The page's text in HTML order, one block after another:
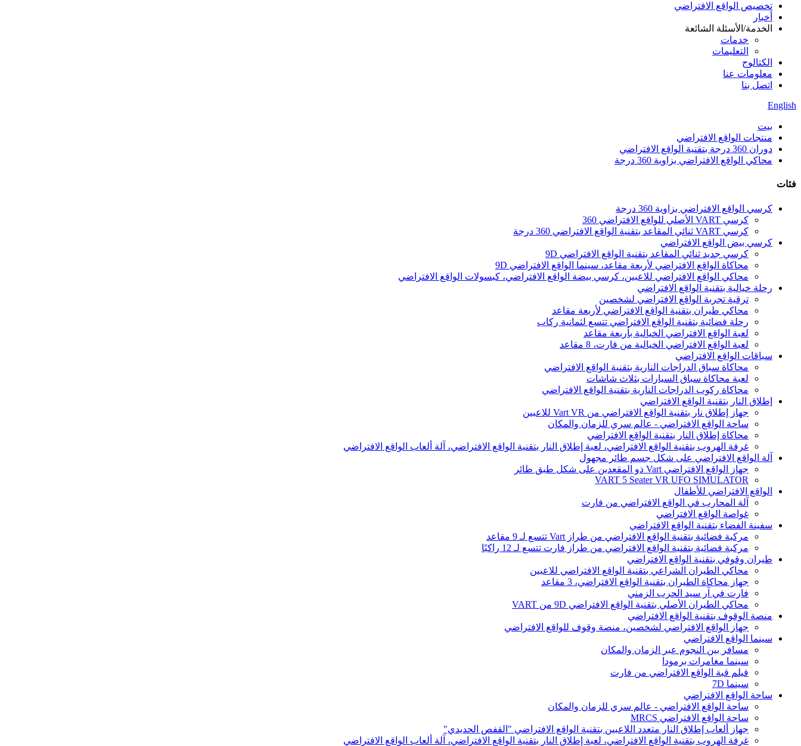
تخصيص الواقع الافتراضي
أخبار
الخدمة/الأسئلة الشائعة
خدمات
التعليمات
الكتالوج
معلومات عنا
اتصل بنا
English
بيت
منتجات الواقع الافتراضي
دوران 360 درجة بتقنية الواقع الافتراضي
محاكي الواقع الافتراضي بزاوية 360 درجة
فئات
كرسي الواقع الافتراضي بزاوية 360 درجة
كرسي VART الأصلي للواقع الافتراضي 360
كرسي VART ثنائي المقاعد بتقنية الواقع الافتراضي 360 درجة
كرسي بيض الواقع الافتراضي
كرسي جديد ثنائي المقاعد بتقنية الواقع الافتراضي 9D
محاكاة الواقع الافتراضي لأربعة مقاعد، سينما الواقع الافتراضي 9D
محاكي الواقع الافتراضي للاعبين، كرسي بيضة الواقع الافتراضي، كبسولات الواقع الافتراضي
رحلة خيالية بتقنية الواقع الافتراضي
ترقية تجربة الواقع الافتراضي لشخصين
محاكي طيران بتقنية الواقع الافتراضي لأربعة مقاعد
رحلة فضائية بتقنية الواقع الافتراضي تتسع لثمانية ركاب
لعبة الواقع الافتراضي الخيالية بأربعة مقاعد
لعبة الواقع الافتراضي الخيالية من فارت، 8 مقاعد
سباقات الواقع الافتراضي
محاكاة سباق الدراجات النارية بتقنية الواقع الافتراضي
لعبة محاكاة سباق السيارات بثلاث شاشات
محاكاة ركوب الدراجات النارية بتقنية الواقع الافتراضي
إطلاق النار بتقنية الواقع الافتراضي
جهاز إطلاق نار بتقنية الواقع الافتراضي من Vart VR للاعبين
ساحة الواقع الافتراضي - عالم سري للزمان والمكان
محاكاة إطلاق النار بتقنية الواقع الافتراضي
غرفة الهروب بتقنية الواقع الافتراضي، لعبة إطلاق النار بتقنية الواقع الافتراضي، آلة ألعاب الواقع الافتراضي
آلة الواقع الافتراضي على شكل جسم طائر مجهول
جهاز الواقع الافتراضي Vart ذو المقعدين على شكل طبق طائر
VART 5 Seater VR UFO SIMULATOR
الواقع الافتراضي للأطفال
آلة المحارب في الواقع الافتراضي من فارت
غواصة الواقع الافتراضي
سفينة الفضاء بتقنية الواقع الافتراضي
مركبة فضائية بتقنية الواقع الافتراضي من طراز Vart تتسع لـ 9 مقاعد
مركبة فضائية بتقنية الواقع الافتراضي من طراز فارت تتسع لـ 12 راكبًا
طيران وقوفي بتقنية الواقع الافتراضي
محاكي الطيران الشراعي بتقنية الواقع الافتراضي للاعبين
جهاز محاكاة الطيران بتقنية الواقع الافتراضي، 3 مقاعد
فارت في آر سيد الحرب الزمني
محاكي الطيران الأصلي بتقنية الواقع الافتراضي 9D من VART
منصة الوقوف بتقنية الواقع الافتراضي
جهاز الواقع الافتراضي لشخصين، منصة وقوف للواقع الافتراضي
سينما الواقع الافتراضي
مسافر بين النجوم عبر الزمان والمكان
سينما مغامرات برمودا
فيلم قبة الواقع الافتراضي من فارت
سينما 7D
ساحة الواقع الافتراضي
ساحة الواقع الافتراضي - عالم سري للزمان والمكان
ساحة الواقع الافتراضي MRCS
جهاز ألعاب إطلاق النار متعدد اللاعبين بتقنية الواقع الافتراضي "القفص الحديدي"
غرفة الهروب بتقنية الواقع الافتراضي، لعبة إطلاق النار بتقنية الواقع الافتراضي، آلة ألعاب الواقع الافتراضي